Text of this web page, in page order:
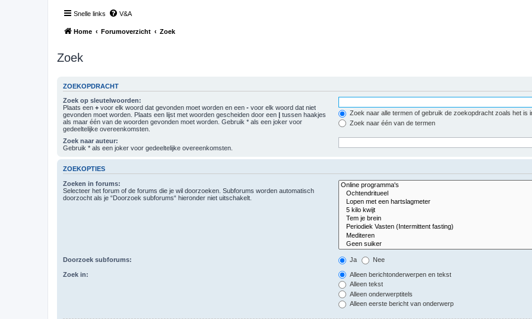
Snelle links V&A
Home Forumoverzicht Zoek
Zoek
ZOEKOPDRACHT
Zoek op sleutelwoorden:
Plaats een + voor elk woord dat gevonden moet worden en een - voor elk woord dat niet
gevonden moet worden. Plaats een lijst met woorden gescheiden door een | tussen haakjes
als maar één van de woorden gevonden moet worden. Gebruik * als een joker voor
gedeeltelijke overeenkomsten.
Zoek naar alle termen of gebruik de zoekopdracht zoals het is
Zoek naar één van de termen
Zoek naar auteur:
Gebruik * als een joker voor gedeeltelijke overeenkomsten.
ZOEKOPTIES
Zoeken in forums:
Selecteer het forum of de forums die je wil doorzoeken. Subforums worden automatisch
doorzocht als je “Doorzoek subforums“ hieronder niet uitschakelt.
Doorzoek subforums: Ja Nee
Zoek in:
Alleen berichtonderwerpen en tekst
Alleen tekst
Alleen onderwerptitels
Alleen eerste bericht van onderwerp